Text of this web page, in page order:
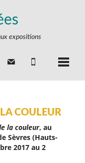
expositions
LA COULEUR
la couleur, au
Sèvres (Hauts-
2017 au 2